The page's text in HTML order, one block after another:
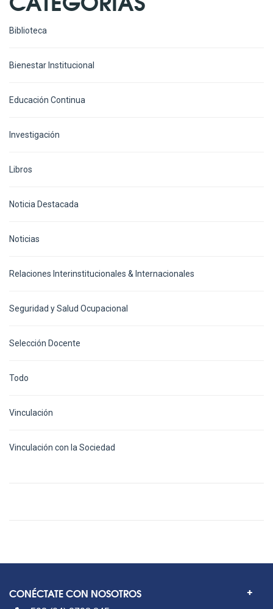
Biblioteca
Bienestar Institucional
Educación Continua
Investigación
Libros
Noticia Destacada
Noticias
Relaciones Interinstitucionales & Internacionales
Seguridad y Salud Ocupacional
Selección Docente
Todo
Vinculación
Vinculación con la Sociedad
CONÉCTATE CON NOSOTROS